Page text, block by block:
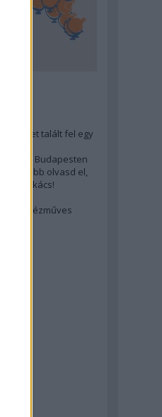
térképet talált fel egy
ebéd Budapesten
előbb olvasd el,
szakács!
orosz kézműves